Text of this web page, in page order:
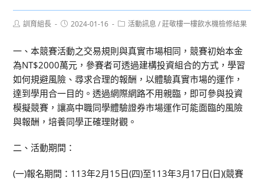
Post訓育組長
Post2024-01-16
Post活動訊息 / 莊敬樓一樓飲水機檢修結果
一、本競賽活動之交易規則與真實市場相同，競賽初始本金
為NT$2000萬元，參賽者可透過建構投資組合的方式，學習
如何規避風險、尋求合理的報酬，以體驗真實市場的運作，
達到學用合一目的。透過網際網路不用親臨，即可參與投資
模擬競賽，讓高中職同學體驗證券市場運作可能面臨的風險
與報酬，培養同學正確理財觀。
二、活動期間：
(一)報名期間：113年2月15日(四)至113年3月17日(日)(競賽